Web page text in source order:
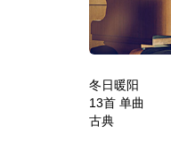
冬日暖阳
13首 单曲
古典